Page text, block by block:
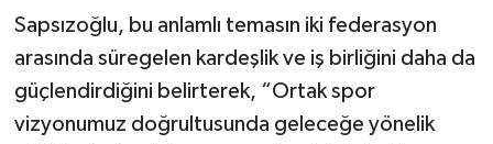
Sapsızoğlu, bu anlamlı temasın iki federasyon
arasında süregelen kardeşlik ve iş birliğini daha da
güçlendirdiğini belirterek, “Ortak spor
vizyonumuz doğrultusunda geleceğe yönelik